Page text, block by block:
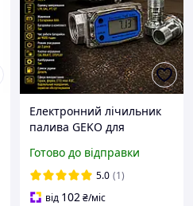
Електронний лічильник
палива GEKO для
дисплеєм Лічильник
об'єму палива Витратомір
для АЗС
Готово до відправки
5.0 (1)
від 102₴/міс